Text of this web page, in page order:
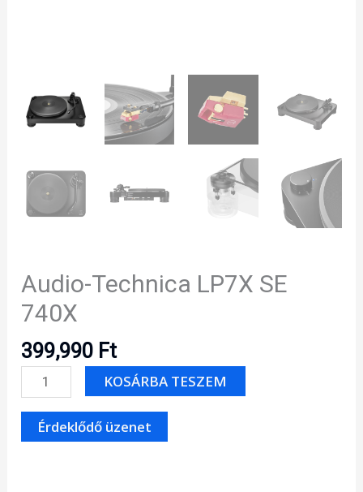
Audio-Technica LP7X SE
740X
399,990 Ft
Audio-
Technica
LP7X
SE
KOSÁRBA TESZEM